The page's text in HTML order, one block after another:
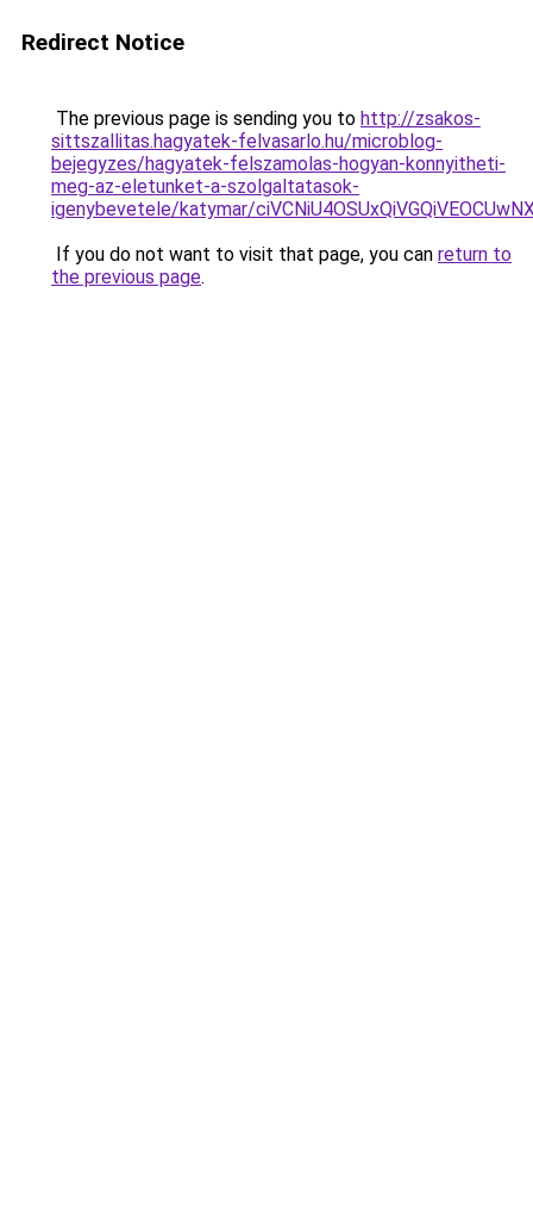
Redirect Notice
The previous page is sending you to http://zsakos-
sittszallitas.hagyatek-felvasarlo.hu/microblog-
bejegyzes/hagyatek-felszamolas-hogyan-konnyitheti-
meg-az-eletunket-a-szolgaltatasok-
igenybevetele/katymar/
If you do not want to visit that page, you can return to
the previous page.